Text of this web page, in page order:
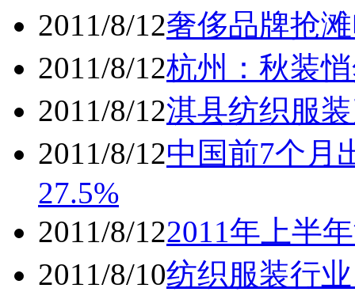
2011/8/12奢侈品牌抢
2011/8/12杭州：秋装
2011/8/12淇县纺织服
2011/8/12中国前7个月
27.5%
2011/8/122011年上半
2011/8/10纺织服装行